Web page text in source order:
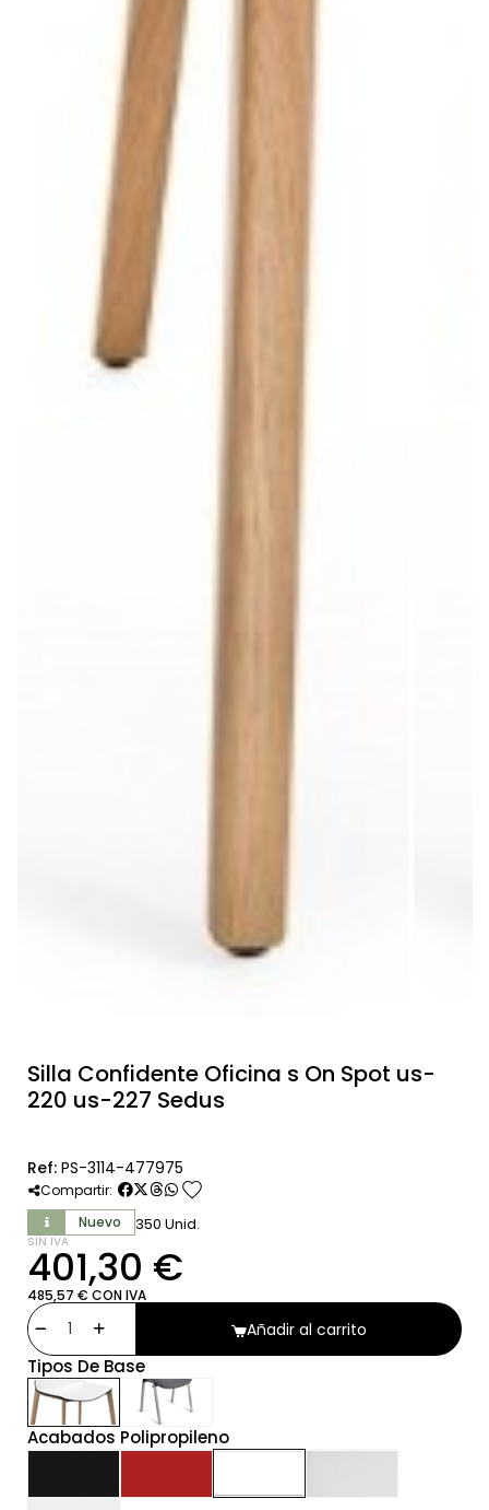
Silla Confidente Oficina s On Spot us-
220 us-227 Sedus
Ref: PS-3114-477975
Compartir: favorite
Nuevo 350 Unid.
SIN IVA
401,30 €
485,57 € CON IVA
Añadir al carrito
Tipos De Base
Acabados Polipropileno